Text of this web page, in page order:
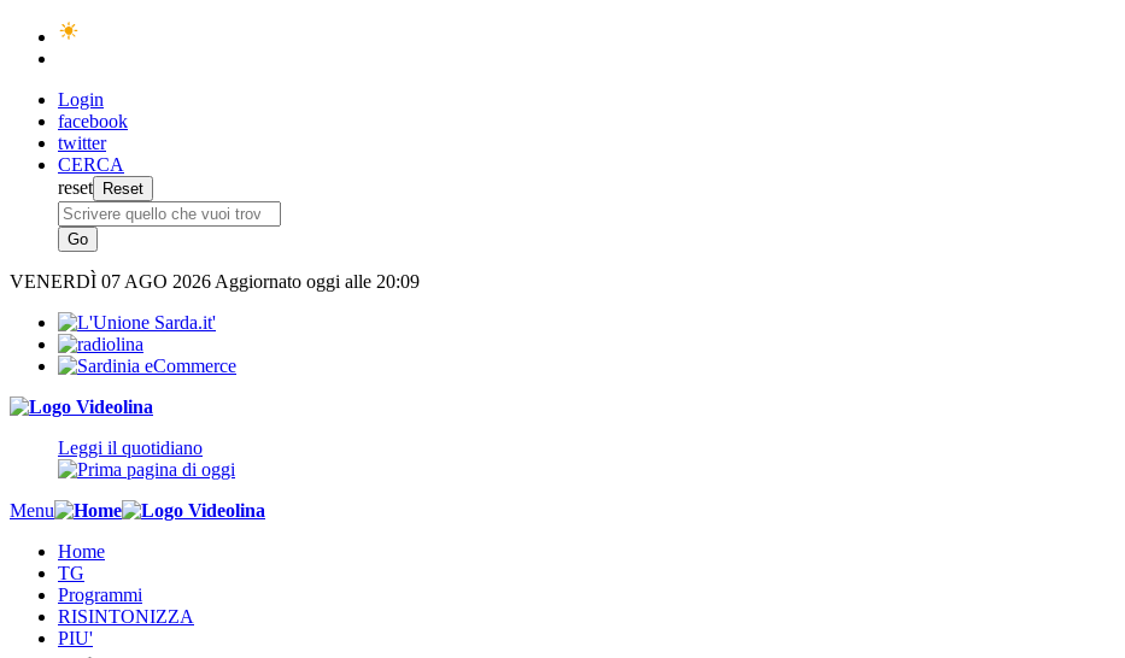
Login
facebook
twitter
CERCA
reset
VENERDÌ 07 AGO 2026 Aggiornato oggi alle 20:09
Leggi il quotidiano
Menu
Home
TG
Programmi
RISINTONIZZA
PIU'